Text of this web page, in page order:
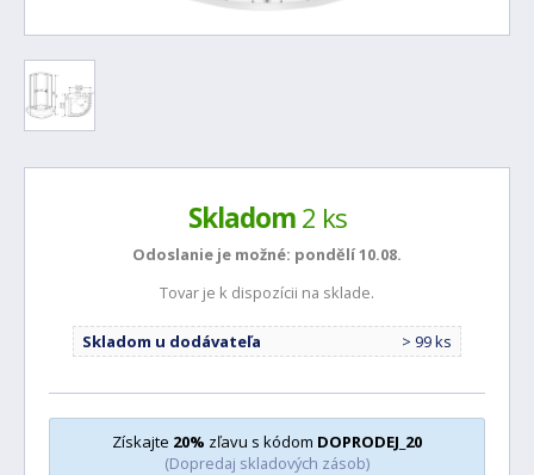
Skladom2 ks
Odoslanie je možné: pondělí 10.08.
Tovar je k dispozícii na sklade.
Skladom u dodávateľa > 99 ks
Získajte 20% zľavu s kódom DOPRODEJ_20
(Dopredaj skladových zásob)